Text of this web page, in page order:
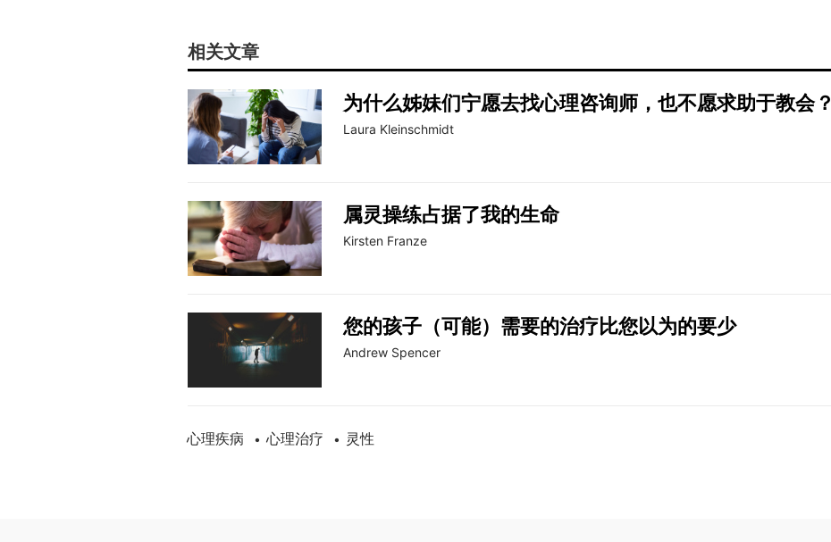
相关文章
为什么姊妹们宁愿去找心理咨询师，也不愿求助于教会？
Laura Kleinschmidt
属灵操练占据了我的生命
Kirsten Franze
您的孩子（可能）需要的治疗比您以为的要少
Andrew Spencer
心理疾病 • 心理治疗 • 灵性